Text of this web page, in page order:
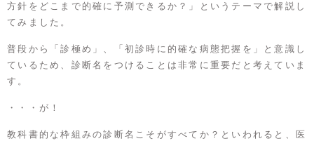
方針をどこまで的確に予測できるか？」というテーマで解説し
てみました。
普段から「診極め」、「初診時に的確な病態把握を」と意識し
ているため、診断名をつけることは非常に重要だと考えていま
す。
・・・が！
教科書的な枠組みの診断名こそがすべてか？といわれると、医